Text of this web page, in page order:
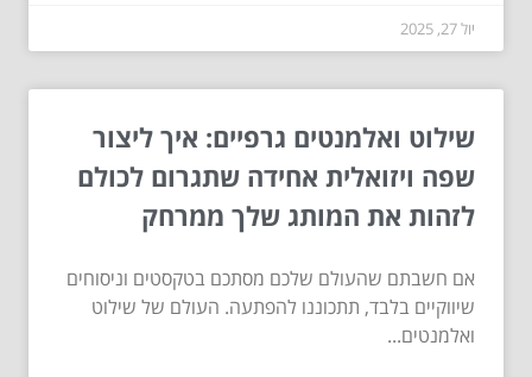
יול 27, 2025
שילוט ואלמנטים גרפיים: איך ליצור
שפה ויזואלית אחידה שתגרום לכולם
לזהות את המותג שלך ממרחק
אם חשבתם שהעולם שלכם מסתכם בטקסטים וניסוחים
שיווקיים בלבד, תתכוננו להפתעה. העולם של שילוט
ואלמנטים...